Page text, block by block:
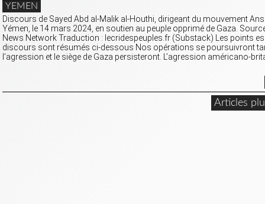
YEMEN
Discours de Sayed Abd al-Malik al-Houthi, dirigeant du mouvement
Yémen, le 14 mars 2024, en soutien au peuple opprimé de Gaza.
News Network Traduction : lecridespeuples.fr (Substack) Les points
discours sont résumés ci-dessous Nos opérations se poursuivront
l’agression et le siège de Gaza persisteront. L’agression américano-
Articles